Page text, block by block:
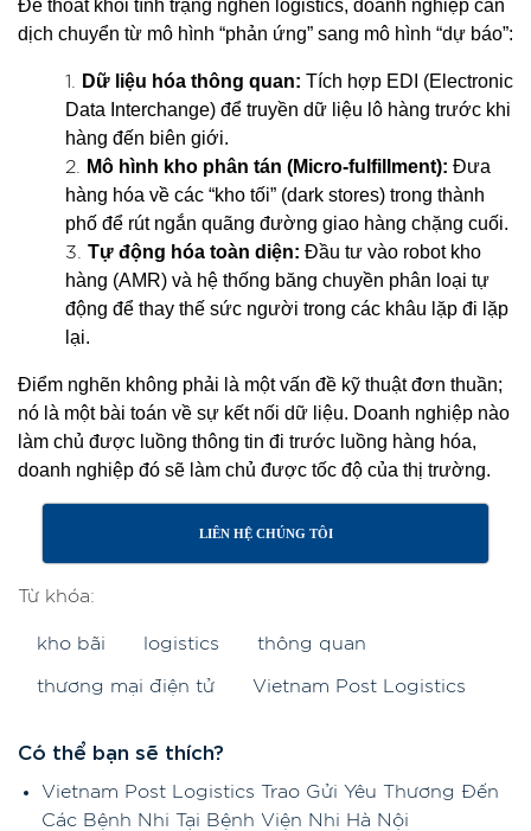
Để thoát khỏi tình trạng nghẽn logistics, doanh nghiệp cần
dịch chuyển từ mô hình “phản ứng” sang mô hình “dự báo”:
Dữ liệu hóa thông quan: Tích hợp EDI (Electronic
Data Interchange) để truyền dữ liệu lô hàng trước khi
hàng đến biên giới.
Mô hình kho phân tán (Micro-fulfillment): Đưa
hàng hóa về các “kho tối” (dark stores) trong thành
phố để rút ngắn quãng đường giao hàng chặng cuối.
Tự động hóa toàn diện: Đầu tư vào robot kho
hàng (AMR) và hệ thống băng chuyền phân loại tự
động để thay thế sức người trong các khâu lặp đi lặp
lại.
Điểm nghẽn không phải là một vấn đề kỹ thuật đơn thuần;
nó là một bài toán về sự kết nối dữ liệu. Doanh nghiệp nào
làm chủ được luồng thông tin đi trước luồng hàng hóa,
doanh nghiệp đó sẽ làm chủ được tốc độ của thị trường.
LIÊN HỆ CHÚNG TÔI
Từ khóa:
kho bãi logistics thông quan
thương mại điện tử Vietnam Post Logistics
Có thể bạn sẽ thích?
Vietnam Post Logistics Trao Gửi Yêu Thương Đến
Các Bệnh Nhi Tại Bệnh Viện Nhi Hà Nội